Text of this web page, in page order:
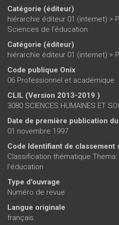
Catégorie (éditeur)
hiérarchie éditeur 01 (internet) >
Sciences de l'éducation
Catégorie (éditeur)
hiérarchie éditeur 01 (internet) >
Code publique Onix
06 Professionnel et académique
CLIL (Version 2013-2019 )
3080 SCIENCES HUMAINES ET
Date de première publication
01 novembre 1997
Code Identifiant de classement
Classification thématique
l’éducation
Type d'ouvrage
Numéro de revue
Langue originale
français